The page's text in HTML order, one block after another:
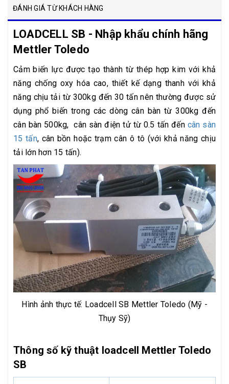
ĐÁNH GIÁ TỪ KHÁCH HÀNG
LOADCELL SB - Nhập khẩu chính hãng
Mettler Toledo
Cảm biến lực được tạo thành từ thép hợp kim với khả
năng chống oxy hóa cao, thiết kế dạng thanh với khả
năng chịu tải từ 300kg đến 30 tấn nên thường được sử
dụng phổ biến trong các dòng cân bàn từ 300kg đến
cân bàn 500kg, cân sàn điện tử từ 0.5 tấn đến cân sàn
15 tấn, cân bồn hoặc trạm cân ô tô (với khả năng chịu
tải lớn hơn 15 tấn).
Hình ảnh thực tế: Loadcell SB Mettler Toledo (Mỹ -
Thụy Sỹ)
Thông số kỹ thuật loadcell Mettler Toledo
SB